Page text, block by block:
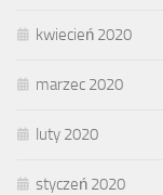
kwiecień 2020
marzec 2020
luty 2020
styczeń 2020